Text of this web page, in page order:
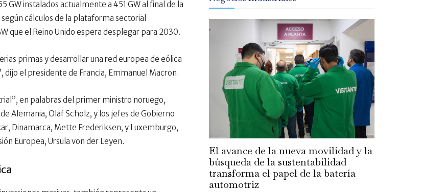
GW instalados actualmente a 451 GW al final de la
cálculos de la plataforma sectorial
que el Reino Unido espera desplegar para 2030.
primas y desarrollar una red europea de eólica
el presidente de Francia, Emmanuel Macron.
en palabras del primer ministro noruego,
Alemania, Olaf Scholz, y los jefes de Gobierno
Dinamarca, Mette Frederiksen, y Luxemburgo,
Europea, Ursula von der Leyen.
El avance de la nueva movilidad y la
búsqueda de la sustentabilidad
transforma el papel de la batería
automotriz